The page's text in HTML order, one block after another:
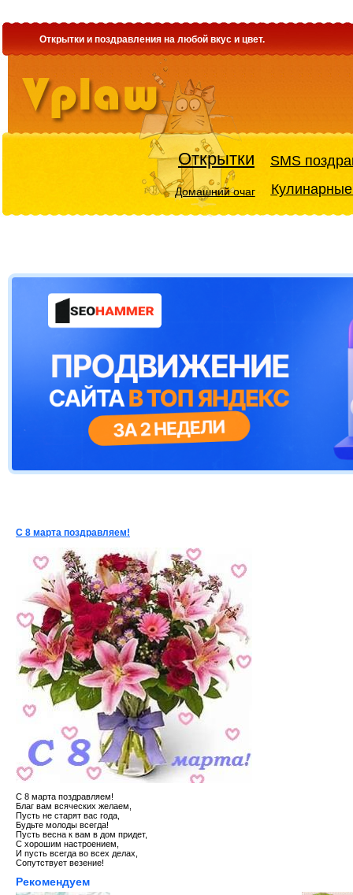
Открытки и поздравления на любой вкус и цвет.
Открытки SMS
Домашний очаг
С 8 марта поздравляем!
С 8 марта поздравляем!
Благ вам всяческих желаем,
Пусть не старят вас года,
Будьте молоды всегда!
Пусть весна к вам в дом придет,
С хорошим настроением,
И пусть всегда во всех делах,
Сопутствует везение!
Рекомендуем